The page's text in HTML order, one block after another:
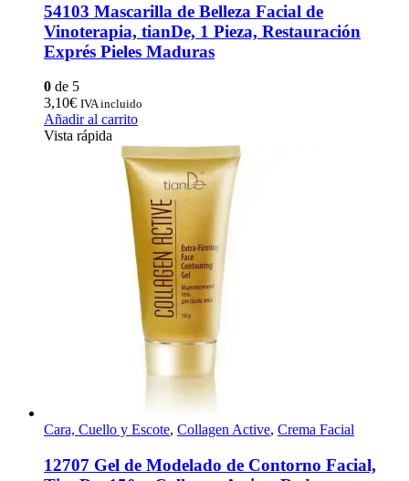
54103 Mascarilla de Belleza Facial de
Vinoterapia, tianDe, 1 Pieza, Restauración
Exprés Pieles Maduras
0 de 5
3,10€ IVA incluido
Añadir al carrito
Vista rápida
Cara, Cuello y Escote, Collagen Active, Crema Facial
12707 Gel de Modelado de Contorno Facial,